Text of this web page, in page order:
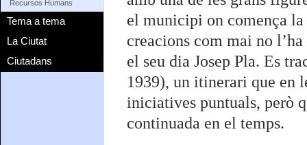
Recursos Humans
Tema a tema
La Ciutat
Ciutadans
el municipi on comença la
creacions com mai no
el seu dia Josep Pla. Es
1939), un itinerari que en
iniciatives puntuals, però
continuada en el temps.